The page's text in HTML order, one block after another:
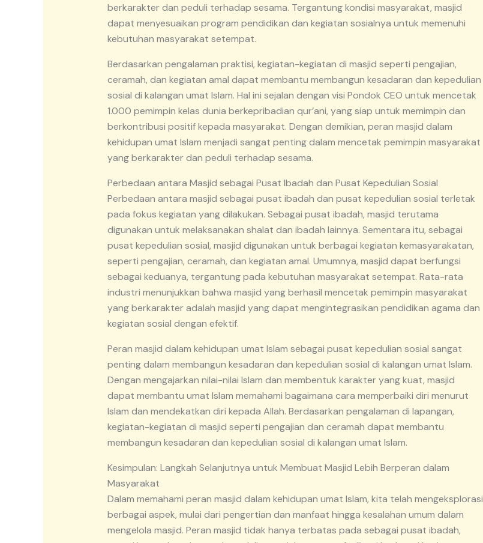
berkarakter dan peduli terhadap sesama. Tergantung kondisi masyarakat, masjid
dapat menyesuaikan program pendidikan dan kegiatan sosialnya untuk memenuhi
kebutuhan masyarakat setempat.
Berdasarkan pengalaman praktisi, kegiatan-kegiatan di masjid seperti pengajian,
ceramah, dan kegiatan amal dapat membantu membangun kesadaran dan kepedulian
sosial di kalangan umat Islam. Hal ini sejalan dengan visi Pondok CEO untuk mencetak
1.000 pemimpin kelas dunia berkepribadian qur’ani, yang siap untuk memimpin dan
berkontribusi positif kepada masyarakat. Dengan demikian, peran masjid dalam
kehidupan umat Islam menjadi sangat penting dalam mencetak pemimpin masyarakat
yang berkarakter dan peduli terhadap sesama.
Perbedaan antara Masjid sebagai Pusat Ibadah dan Pusat Kepedulian Sosial
Perbedaan antara masjid sebagai pusat ibadah dan pusat kepedulian sosial terletak
pada fokus kegiatan yang dilakukan. Sebagai pusat ibadah, masjid terutama
digunakan untuk melaksanakan shalat dan ibadah lainnya. Sementara itu, sebagai
pusat kepedulian sosial, masjid digunakan untuk berbagai kegiatan kemasyarakatan,
seperti pengajian, ceramah, dan kegiatan amal. Umumnya, masjid dapat berfungsi
sebagai keduanya, tergantung pada kebutuhan masyarakat setempat. Rata-rata
industri menunjukkan bahwa masjid yang berhasil mencetak pemimpin masyarakat
yang berkarakter adalah masjid yang dapat mengintegrasikan pendidikan agama dan
kegiatan sosial dengan efektif.
Peran masjid dalam kehidupan umat Islam sebagai pusat kepedulian sosial sangat
penting dalam membangun kesadaran dan kepedulian sosial di kalangan umat Islam.
Dengan mengajarkan nilai-nilai Islam dan membentuk karakter yang kuat, masjid
dapat membantu umat Islam memahami bagaimana cara memperbaiki diri menurut
Islam dan mendekatkan diri kepada Allah. Berdasarkan pengalaman di lapangan,
kegiatan-kegiatan di masjid seperti pengajian dan ceramah dapat membantu
membangun kesadaran dan kepedulian sosial di kalangan umat Islam.
Kesimpulan: Langkah Selanjutnya untuk Membuat Masjid Lebih Berperan dalam
Masyarakat
Dalam memahami peran masjid dalam kehidupan umat Islam, kita telah mengeksplorasi
berbagai aspek, mulai dari pengertian dan manfaat hingga kesalahan umum dalam
mengelola masjid. Peran masjid tidak hanya terbatas pada sebagai pusat ibadah,